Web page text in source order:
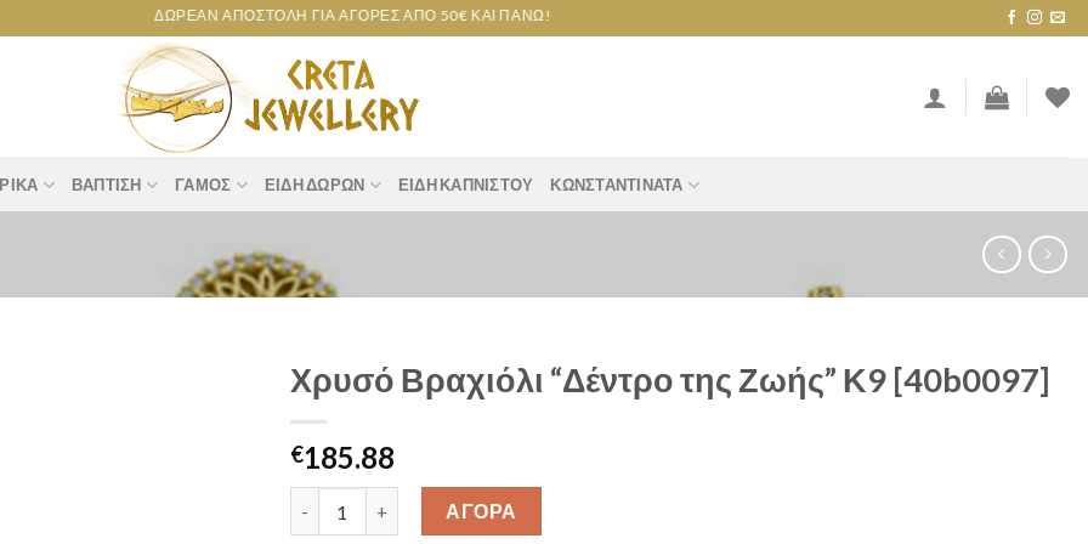
ΔΩΡΕΆΝ ΑΠΟΣΤΟΛΉ ΓΙΑ ΑΓΟΡΈΣ ΑΠΌ 50€ ΚΑΙ ΠΆΝΩ!
ΒΆΠΤΙΣΗ ΓΆΜΟΣ ΕΊΔΗ ΔΏΡΩΝ ΕΊΔΗ ΚΑΠΝΙΣΤΟΎ ΚΩΝΣΤΑΝΤΙΝΆΤΑ
Χρυσό Βραχιόλι “Δέντρο της Ζωής” Κ9 [40b0097]
€185.88
Χρυσό Βραχιόλι "Δέντρο της Ζωής" Κ9 [40b0097] quantity
ΑΓΟΡΑ